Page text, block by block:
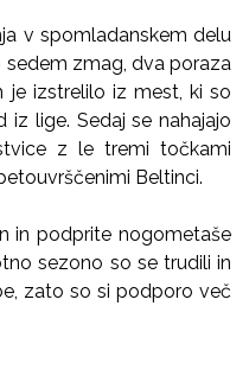
v spomladanskem delu
sedem zmag, dva poraza
je izstrelilo iz mest, ki so
iz lige. Sedaj se nahajajo
z le tremi točkami
Beltinci.
in podprite nogometaše
sezono so se trudili in
zato so si podporo več